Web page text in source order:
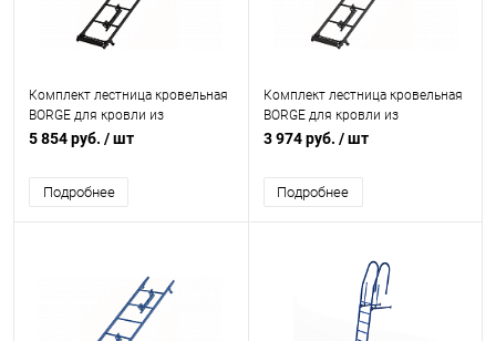
Комплект лестница кровельная
BORGE для кровли из
металлочерепицы L=2700 мм,
5 854 руб. / шт
Подробнее
Комплект лестница кровельная
BORGE для кровли из
металлочерепицы L=1800 мм,
3 974 руб. / шт
Подробнее